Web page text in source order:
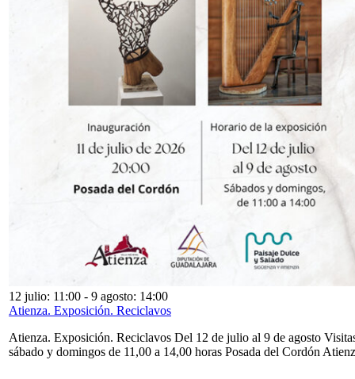
12 julio: 11:00 - 9 agosto: 14:00
Atienza. Exposición. Reciclavos
Atienza. Exposición. Reciclavos Del 12 de julio al 9 de agosto
sábado y domingos de 11,00 a 14,00 horas Posada del Cordón